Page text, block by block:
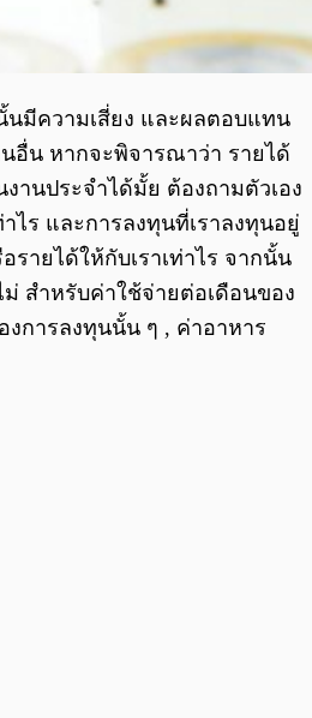
มีความเสี่ยง และผลตอบแทน
อื่น หากจะพิจารณาว่า รายได้
านประจำได้มั้ย ต้องถามตัวเอง
ไร และการลงทุนที่เราลงทุนอยู่
ายได้ให้กับเราเท่าไร จากนั้น
สำหรับค่าใช้จ่ายต่อเดือนของ
งการลงทุนนั้น ๆ , ค่าอาหาร